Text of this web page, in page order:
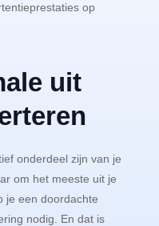
op
uit
onderdeel zijn van je
om het meeste uit je
je een doordachte
nodig. En dat is